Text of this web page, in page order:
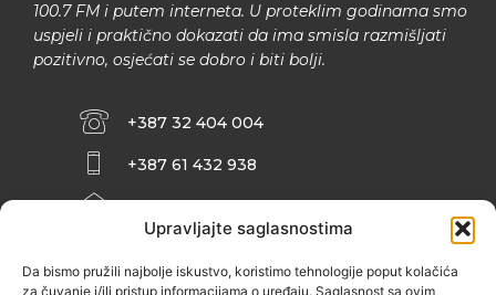
Upravljajte saglasnostima
Da bismo pružili najbolje iskustvo, koristimo tehnologije poput kolačića
za čuvanje i/ili pristup informacijama o uređaju. Saglasnost sa ovim
100.7 FM i putem interneta. U proteklim godinama smo
uspjeli i praktično dokazati da ima smisla razmišljati
pozitivno, osjećati se dobro i biti bolji.
+387 32 404 004
+387 61 432 938
INFO@ZENIT.BA
ZENIČANKA, 3. SPRAT), 72000 ZENICA